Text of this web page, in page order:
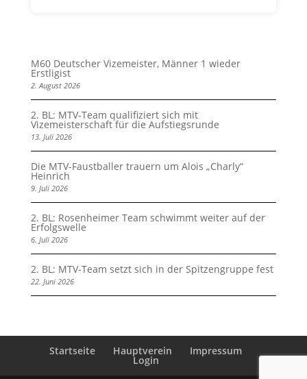
M60 Deutscher Vizemeister, Männer 1 wieder
Erstligist
2. August 2026
2. BL: MTV-Team qualifiziert sich mit
Vizemeisterschaft für die Aufstiegsrunde
13. Juli 2026
Die MTV-Faustballer trauern um Alois „Charly“
Heinrich
9. Juli 2026
2. BL: Rosenheimer Team schwimmt weiter auf der
Erfolgswelle
6. Juli 2026
2. BL: MTV-Team setzt sich in der Spitzengruppe fest
22. Juni 2026
Startseite Hauptverein Impressum
Login